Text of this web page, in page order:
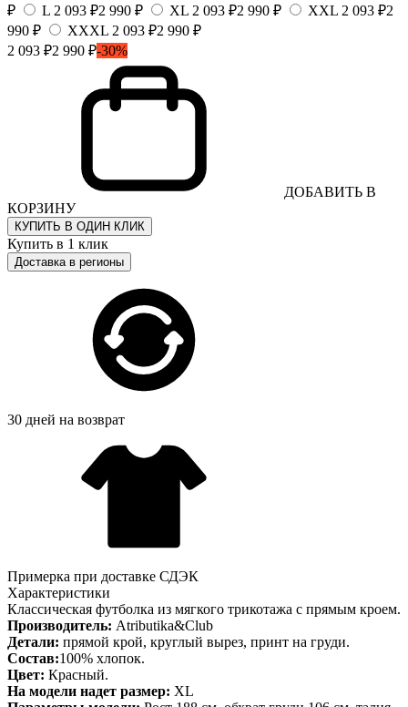
₽
L 2 093 ₽2 990 ₽ XL 2 093 ₽2 990 ₽ XXL 2 093 ₽2
990 ₽
XXXL 2 093 ₽2 990 ₽
2 093 ₽2 990 ₽-30%
ДОБАВИТЬ В
КОРЗИНУ
КУПИТЬ В ОДИН КЛИК
Купить в 1 клик
Доставка в регионы
30 дней на возврат
Примерка при доставке СДЭК
Характеристики
Классическая футболка из мягкого трикотажа с прямым кроем.
Производитель: Atributika&Club
Детали: прямой крой, круглый вырез, принт на груди.
Состав:100% хлопок.
Цвет: Красный.
На модели надет размер: XL